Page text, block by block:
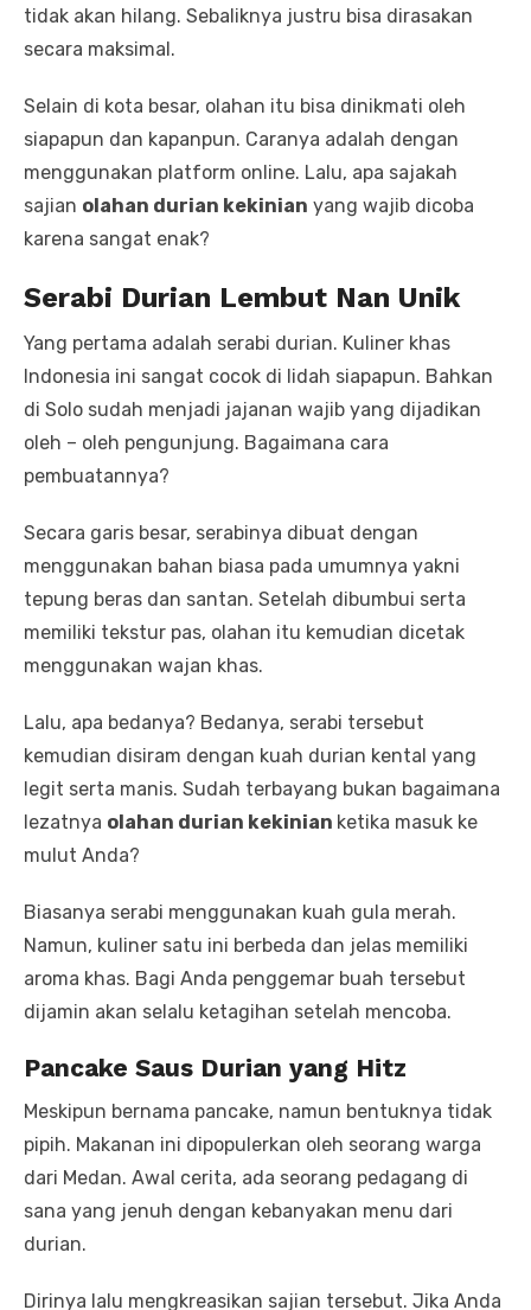
tidak akan hilang. Sebaliknya justru bisa dirasakan
secara maksimal.
Selain di kota besar, olahan itu bisa dinikmati oleh
siapapun dan kapanpun. Caranya adalah dengan
menggunakan platform online. Lalu, apa sajakah
sajian olahan durian kekinian yang wajib dicoba
karena sangat enak?
Serabi Durian Lembut Nan Unik
Yang pertama adalah serabi durian. Kuliner khas
Indonesia ini sangat cocok di lidah siapapun. Bahkan
di Solo sudah menjadi jajanan wajib yang dijadikan
oleh – oleh pengunjung. Bagaimana cara
pembuatannya?
Secara garis besar, serabinya dibuat dengan
menggunakan bahan biasa pada umumnya yakni
tepung beras dan santan. Setelah dibumbui serta
memiliki tekstur pas, olahan itu kemudian dicetak
menggunakan wajan khas.
Lalu, apa bedanya? Bedanya, serabi tersebut
kemudian disiram dengan kuah durian kental yang
legit serta manis. Sudah terbayang bukan bagaimana
lezatnya olahan durian kekinian ketika masuk ke
mulut Anda?
Biasanya serabi menggunakan kuah gula merah.
Namun, kuliner satu ini berbeda dan jelas memiliki
aroma khas. Bagi Anda penggemar buah tersebut
dijamin akan selalu ketagihan setelah mencoba.
Pancake Saus Durian yang Hitz
Meskipun bernama pancake, namun bentuknya tidak
pipih. Makanan ini dipopulerkan oleh seorang warga
dari Medan. Awal cerita, ada seorang pedagang di
sana yang jenuh dengan kebanyakan menu dari
durian.
Dirinya lalu mengkreasikan sajian tersebut. Jika Anda